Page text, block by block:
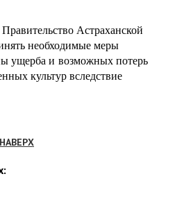
Астраханской
необходимые меры
ущерба и возможных потерь
культур вследствие